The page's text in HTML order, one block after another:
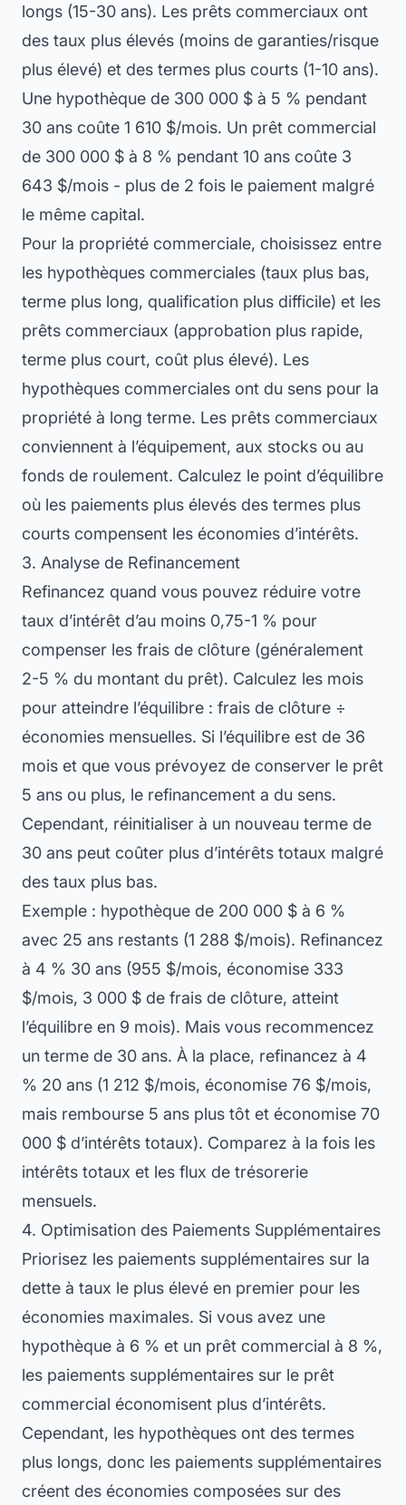
longs (15-30 ans). Les prêts commerciaux ont
des taux plus élevés (moins de garanties/risque
plus élevé) et des termes plus courts (1-10 ans).
Une hypothèque de 300 000 $ à 5 % pendant
30 ans coûte 1 610 $/mois. Un prêt commercial
de 300 000 $ à 8 % pendant 10 ans coûte 3
643 $/mois - plus de 2 fois le paiement malgré
le même capital.
Pour la propriété commerciale, choisissez entre
les hypothèques commerciales (taux plus bas,
terme plus long, qualification plus difficile) et les
prêts commerciaux (approbation plus rapide,
terme plus court, coût plus élevé). Les
hypothèques commerciales ont du sens pour la
propriété à long terme. Les prêts commerciaux
conviennent à l’équipement, aux stocks ou au
fonds de roulement. Calculez le point d’équilibre
où les paiements plus élevés des termes plus
courts compensent les économies d’intérêts.
3. Analyse de Refinancement
Refinancez quand vous pouvez réduire votre
taux d’intérêt d’au moins 0,75-1 % pour
compenser les frais de clôture (généralement
2-5 % du montant du prêt). Calculez les mois
pour atteindre l’équilibre : frais de clôture ÷
économies mensuelles. Si l’équilibre est de 36
mois et que vous prévoyez de conserver le prêt
5 ans ou plus, le refinancement a du sens.
Cependant, réinitialiser à un nouveau terme de
30 ans peut coûter plus d’intérêts totaux malgré
des taux plus bas.
Exemple : hypothèque de 200 000 $ à 6 %
avec 25 ans restants (1 288 $/mois). Refinancez
à 4 % 30 ans (955 $/mois, économise 333
$/mois, 3 000 $ de frais de clôture, atteint
l’équilibre en 9 mois). Mais vous recommencez
un terme de 30 ans. À la place, refinancez à 4
% 20 ans (1 212 $/mois, économise 76 $/mois,
mais rembourse 5 ans plus tôt et économise 70
000 $ d’intérêts totaux). Comparez à la fois les
intérêts totaux et les flux de trésorerie
mensuels.
4. Optimisation des Paiements Supplémentaires
Priorisez les paiements supplémentaires sur la
dette à taux le plus élevé en premier pour les
économies maximales. Si vous avez une
hypothèque à 6 % et un prêt commercial à 8 %,
les paiements supplémentaires sur le prêt
commercial économisent plus d’intérêts.
Cependant, les hypothèques ont des termes
plus longs, donc les paiements supplémentaires
créent des économies composées sur des